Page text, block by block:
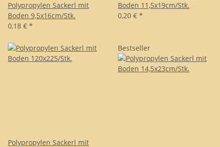
Polypropylen Sackerl mit
Boden 9,5x16cm/Stk.
0,18 € *
Boden 11,5x19cm/Stk.
0,20 € *
Polypropylen Sackerl mit
Bestseller